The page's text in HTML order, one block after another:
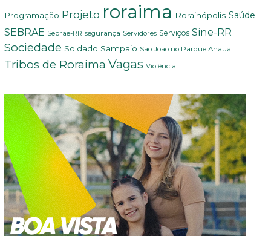
Programação Projeto roraima Rorainópolis Saúde
SEBRAE Sebrae-RR segurança Servidores Serviços Sine-RR
Sociedade Soldado Sampaio São João no Parque Anauá
Tribos de Roraima Vagas Violência